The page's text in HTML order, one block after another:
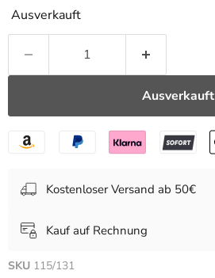
Ausverkauft
Ausverkauft
Kostenloser Versand ab 50€
Kauf auf Rechnung
SKU 115/131